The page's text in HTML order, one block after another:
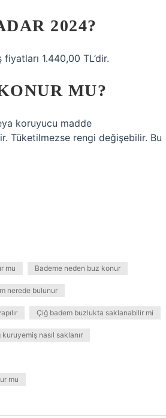
2024?
1.440,00 TL’dir.
MU?
koruyucu madde
Tüketilmezse rengi değişebilir. Bu
mu Bademe neden buz konur
nerede bulunur
Çiğ badem buzlukta saklanabilir mi
kuruyemiş nasıl saklanır
mu